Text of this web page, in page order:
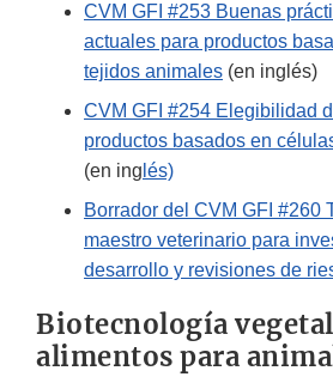
CVM GFI #253 Buenas
actuales para productos
tejidos animales (en inglés)
CVM GFI #254 Elegibilidad
productos basados en
(en ing lés)
Borrador del CVM GFI #260
maestro veterinario para
desarrollo y revisiones de
Biotecnología
alimentos para